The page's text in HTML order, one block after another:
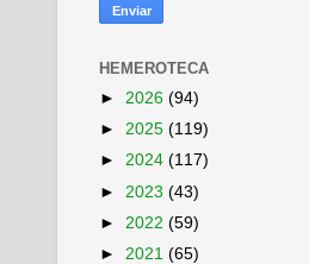
HEMEROTECA
► 2026 (94)
► 2025 (119)
► 2024 (117)
► 2023 (43)
► 2022 (59)
► 2021 (65)